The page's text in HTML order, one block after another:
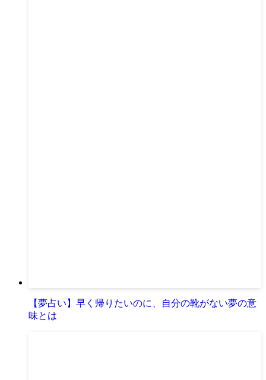
【夢占い】早く帰りたいのに、自分の靴がない夢の意
味とは